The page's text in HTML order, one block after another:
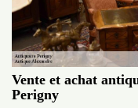
Vente et achat
Perigny